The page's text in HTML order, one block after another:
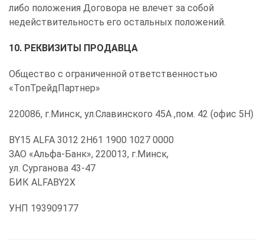
либо положения Договора не влечет за собой
недействительность его остальных положений.
10. РЕКВИЗИТЫ ПРОДАВЦА
Общество с ограниченной ответственностью
«ТопТрейдПартнер»
220086, г.Минск, ул.Славинского 45А ,пом. 42 (офис 5Н)
BY15 ALFA 3012 2H61 1900 1027 0000
ЗАО «Альфа-Банк», 220013, г.Минск,
ул. Сурганова 43-47
БИК ALFABY2X
УНП 193909177